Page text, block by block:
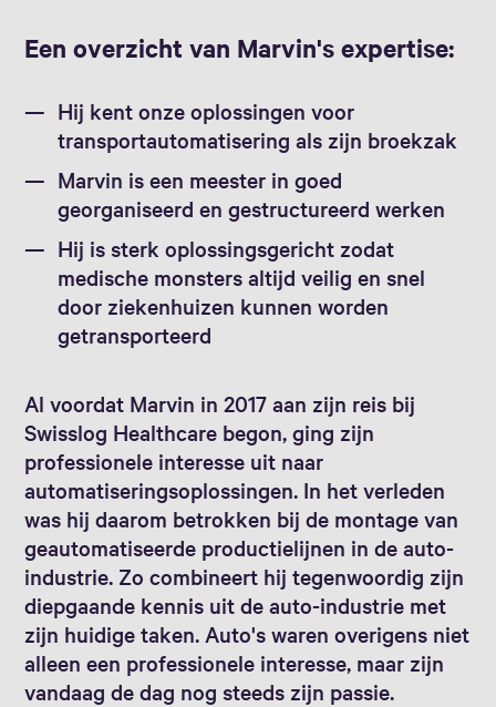
Een overzicht van Marvin's expertise:
Hij kent onze oplossingen voor
transportautomatisering als zijn broekzak
Marvin is een meester in goed
georganiseerd en gestructureerd werken
Hij is sterk oplossingsgericht zodat
medische monsters altijd veilig en snel
door ziekenhuizen kunnen worden
getransporteerd
Al voordat Marvin in 2017 aan zijn reis bij
Swisslog Healthcare begon, ging zijn
professionele interesse uit naar
automatiseringsoplossingen. In het verleden
was hij daarom betrokken bij de montage van
geautomatiseerde productielijnen in de auto-
industrie. Zo combineert hij tegenwoordig zijn
diepgaande kennis uit de auto-industrie met
zijn huidige taken. Auto's waren overigens niet
alleen een professionele interesse, maar zijn
vandaag de dag nog steeds zijn passie.